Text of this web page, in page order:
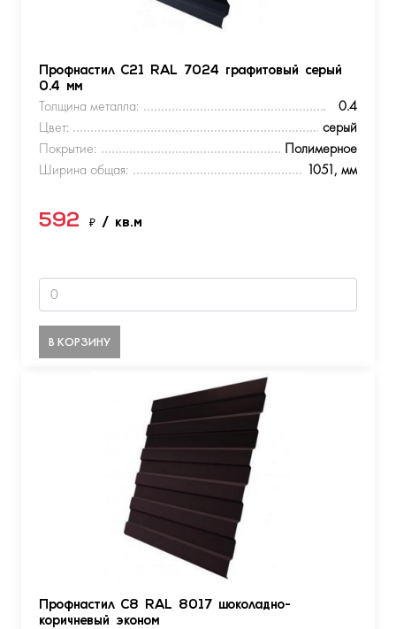
Профнастил С21 RAL 7024 графитовый серый
0.4 мм
Толщина металла:
0.4
Цвет:
серый
Покрытие:
Полимерное
Ширина общая:
1051, мм
592 ₽ / кв.м
В КОРЗИНУ
Профнастил С8 RAL 8017 шоколадно-
коричневый эконом